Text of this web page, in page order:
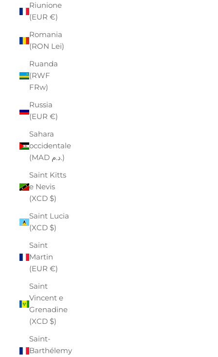
Riunione
(EUR €)
Romania
(RON Lei)
Ruanda
(RWF
FRw)
Russia
(EUR €)
Sahara
occidentale
(MAD د.م.)
Saint Kitts
e Nevis
(XCD $)
Saint Lucia
(XCD $)
Saint
Martin
(EUR €)
Saint
Vincent e
Grenadine
(XCD $)
Saint-
Barthélemy